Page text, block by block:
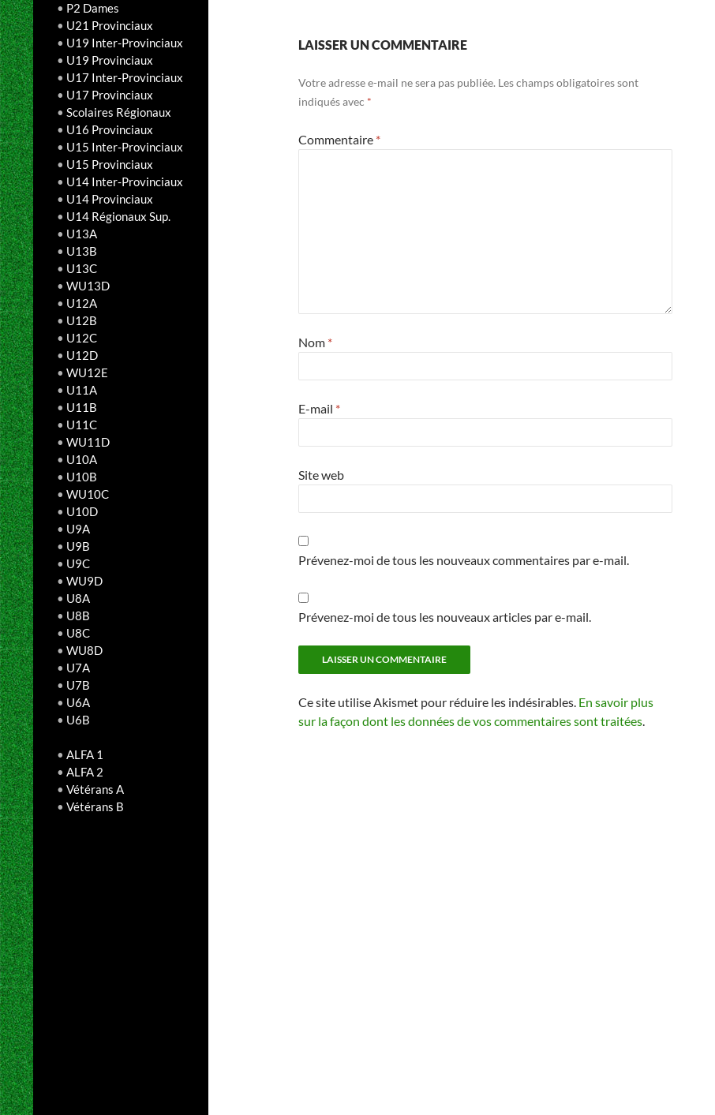
LAISSER UN COMMENTAIRE
Votre adresse e-mail ne sera pas publiée. Les champs obligatoires sont
indiqués avec *
Commentaire *
Nom *
E-mail *
Site web
Prévenez-moi de tous les nouveaux commentaires par e-mail.
Prévenez-moi de tous les nouveaux articles par e-mail.
Ce site utilise Akismet pour réduire les indésirables. En savoir plus
sur la façon dont les données de vos commentaires sont traitées
• P2 Dames
• U21 Provinciaux
• U19 Inter-Provinciaux
• U19 Provinciaux
• U17 Inter-Provinciaux
• U17 Provinciaux
• Scolaires Régionaux
• U16 Provinciaux
• U15 Inter-Provinciaux
• U15 Provinciaux
• U14 Inter-Provinciaux
• U14 Provinciaux
• U14 Régionaux Sup.
• U13A
• U13B
• U13C
• WU13D
• U12A
• U12B
• U12C
• U12D
• WU12E
• U11A
• U11B
• U11C
• WU11D
• U10A
• U10B
• WU10C
• U10D
• U9A
• U9B
• U9C
• WU9D
• U8A
• U8B
• U8C
• WU8D
• U7A
• U7B
• U6A
• U6B
• ALFA 1
• ALFA 2
• Vétérans A
• Vétérans B